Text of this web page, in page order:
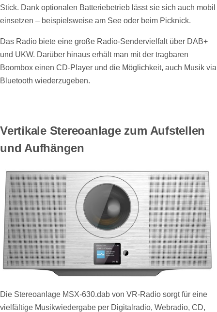
Stick. Dank optionalen Batteriebetrieb lässt sie sich auch mobil
einsetzen – beispielsweise am See oder beim Picknick.
Das Radio biete eine große Radio-Sendervielfalt über DAB+
und UKW. Darüber hinaus erhält man mit der tragbaren
Boombox einen CD-Player und die Möglichkeit, auch Musik via
Bluetooth wiederzugeben.
Vertikale Stereoanlage zum Aufstellen
und Aufhängen
Die Stereoanlage MSX-630.dab von VR-Radio sorgt für eine
vielfältige Musikwiedergabe per Digitalradio, Webradio, CD,